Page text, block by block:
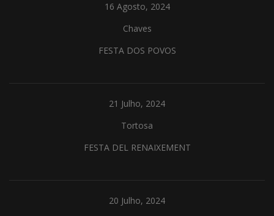
16 Agosto, 2024
Chaves
FESTA DOS POVOS
21 Julho, 2024
Tortosa
FESTA DEL RENAIXEMENT
20 Julho, 2024